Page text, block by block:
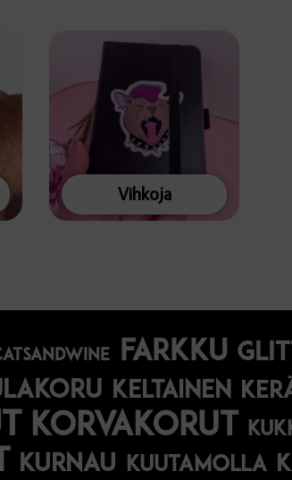
Vihkoja
farkku
keltainen
korvakorut
kurnau kuutamolla